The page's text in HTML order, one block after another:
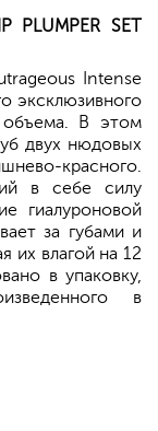
PLUMPER SET
Intense
эксклюзивного
объема. В этом
двух нюдовых
красного.
в себе силу
гиалуроновой
за губами и
их влагой на 12
в упаковку,
в